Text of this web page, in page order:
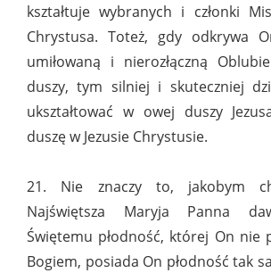
kształtuje wybranych i członki
Chrystusa. Toteż, gdy odkrywa
umiłowaną i nierozłączną
duszy, tym silniej i skuteczniej
ukształtować w owej duszy
duszę w Jezusie Chrystusie.
21. Nie znaczy to, jakobym
Najświętsza Maryja Panna
Świętemu płodność, której On nie
Bogiem, posiada On płodność tak